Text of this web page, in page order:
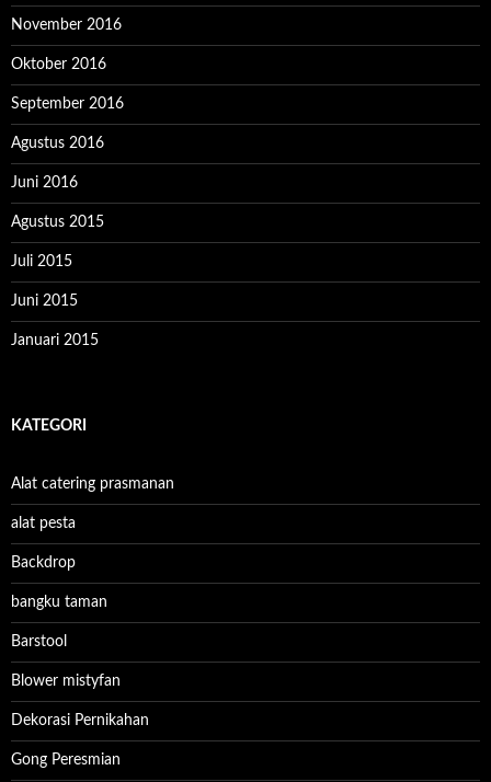
November 2016
Oktober 2016
September 2016
Agustus 2016
Juni 2016
Agustus 2015
Juli 2015
Juni 2015
Januari 2015
KATEGORI
Alat catering prasmanan
alat pesta
Backdrop
bangku taman
Barstool
Blower mistyfan
Dekorasi Pernikahan
Gong Peresmian